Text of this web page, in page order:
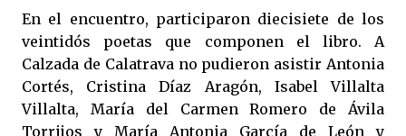
En el encuentro, participaron diecisiete de los
veintidós poetas que componen el libro. A
Calzada de Calatrava no pudieron asistir Antonia
Cortés, Cristina Díaz Aragón, Isabel Villalta
Villalta, María del Carmen Romero de Ávila
Torrijos y María Antonia García de León y